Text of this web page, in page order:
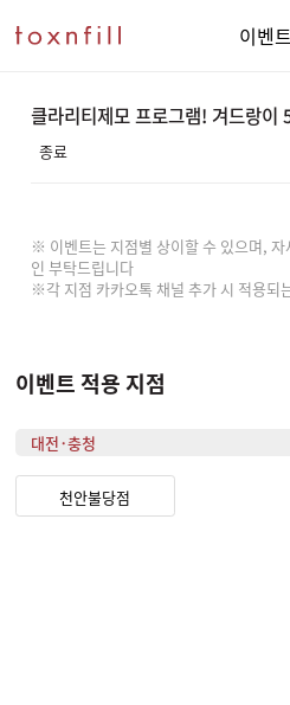
이벤트
클라리티제모 프로그램! 겨드랑이
종료
※ 이벤트는 지점별 상이할 수 있으며,
인 부탁드립니다
※각 지점 카카오톡 채널 추가 시 적용되
이벤트 적용 지점
대전·충청
천안불당점